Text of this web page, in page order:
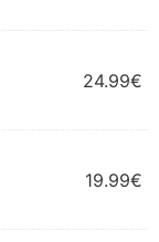
24.99€
19.99€